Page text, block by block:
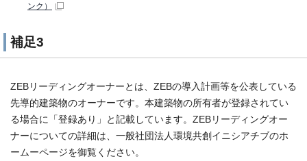
ンク）
補足3
ZEBリーディングオーナーとは、ZEBの導入計画等を公表している
先導的建築物のオーナーです。本建築物の所有者が登録されてい
る場合に「登録あり」と記載しています。ZEBリーディングオー
ナーについての詳細は、一般社団法人環境共創イニシアチブのホ
ームーページを御覧ください。